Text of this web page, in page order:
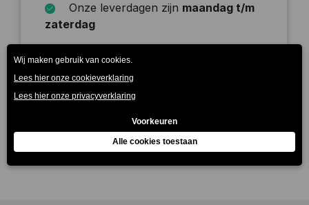
Onze leverdagen zijn maandag t/m
zaterdag
Beschrijving
smaakbeleving. Dit bier is verfrissend en zacht van
smaak en kan zowel tr…Meer